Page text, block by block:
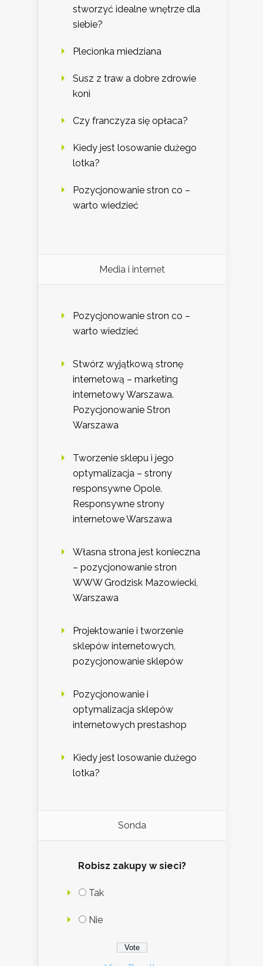
stworzyć idealne wnętrze dla
siebie?
Plecionka miedziana
Susz z traw a dobre zdrowie
koni
Czy franczyza się opłaca?
Kiedy jest losowanie dużego
lotka?
Pozycjonowanie stron co –
warto wiedzieć
Media i internet
Pozycjonowanie stron co –
warto wiedzieć
Stwórz wyjątkową stronę
internetową – marketing
internetowy Warszawa.
Pozycjonowanie Stron
Warszawa
Tworzenie sklepu i jego
optymalizacja – strony
responsywne Opole.
Responsywne strony
internetowe Warszawa
Własna strona jest konieczna
– pozycjonowanie stron
WWW Grodzisk Mazowiecki,
Warszawa
Projektowanie i tworzenie
sklepów internetowych,
pozycjonowanie sklepów
Pozycjonowanie i
optymalizacja sklepów
internetowych prestashop
Kiedy jest losowanie dużego
lotka?
Sonda
Robisz zakupy w sieci?
Tak
Nie